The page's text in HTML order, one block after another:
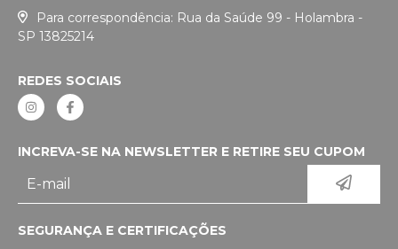
Para correspondência: Rua da Saúde 99 - Holambra -
SP 13825214
REDES SOCIAIS
INCREVA-SE NA NEWSLETTER E RETIRE SEU CUPOM
SEGURANÇA E CERTIFICAÇÕES